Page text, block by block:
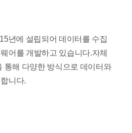
년에 설립되어 데이터를 수집
어를 개발하고 있습니다.자체
통해 다양한 방식으로 데이터와
니다.